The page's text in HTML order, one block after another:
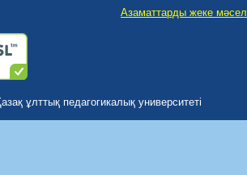
Азаматтарды жеке
ұлттық педагогикалық университеті